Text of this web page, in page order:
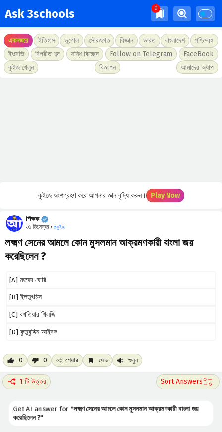
Ask 3schools
একনজরে ইতিহাস ভূগোল সৌরজগত বিজ্ঞান ভারত বাংলাদেশ
পশ্চিমবঙ্গ
ইংরেজি
বিপরীত শব্দ সন্ধি বিচ্ছেদ Follow on Telegram
FaceBook
কুইজ খেলুন
বিজ্ঞাপন আমাদের অ্যাপ
কুইজে অংশগ্রহণ করে আপনার জ্ঞান বৃদ্ধি করুন। Play Now
শিক্ষক
৩১ ডিসেম্বর › #কুইজ
লক্ষ্মণ সেনের আমলে কোন মুসলমান আক্রমণকারী বাংলা জয়
করেছিলেন ?
[A] মহম্মদ ঘোরি
[B] ইলতুৎমিস
[C] বখতিয়ার খিলজি
[D] কুতুবুদ্দিন আইবক
0 0 শেয়ার সেভ শুনুন
1 টি উত্তর
Get AI answer for " লক্ষ্মণ সেনের আমলে কোন মুসলমান আক্রমণকারী বাংলা জয়
করেছিলেন ?"